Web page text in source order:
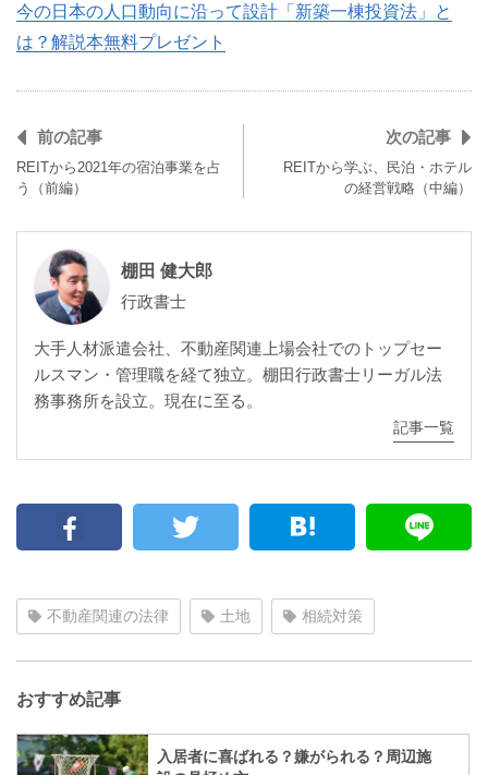
今の日本の人口動向に沿って設計「新築一棟投資法」と
は？解説本無料プレゼント
前の記事
REITから2021年の宿泊事業を占
う（前編）
次の記事
REITから学ぶ、民泊・ホテル
の経営戦略（中編）
棚田 健大郎
行政書士
大手人材派遣会社、不動産関連上場会社でのトップセー
ルスマン・管理職を経て独立。棚田行政書士リーガル法
務事務所を設立。現在に至る。
記事一覧
不動産関連の法律 土地 相続対策
おすすめ記事
入居者に喜ばれる？嫌がられる？周辺施